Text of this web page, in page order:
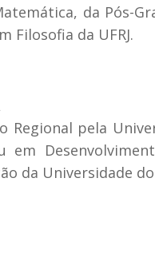
da Pós-
Filosofia da UFRJ.
Regional pela
em
da Universidade